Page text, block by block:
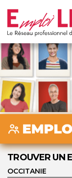
TROUVER UN